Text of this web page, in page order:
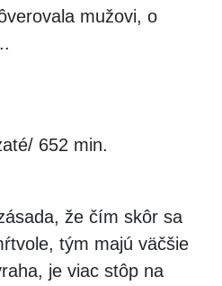
mužovi, o
652 min.
že čím skôr sa
tým majú väčšie
je viac stôp na